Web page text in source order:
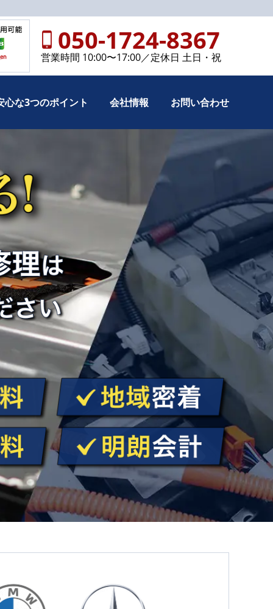
050-1724-8367
営業時間 10:00〜17:00／定休日 土日・祝
心な3つのポイント 会社情報 お問い合わせ